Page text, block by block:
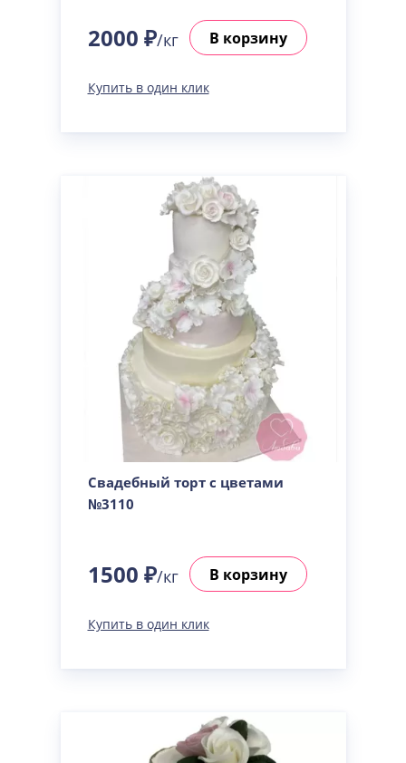
2000 ₽/кг В корзину
Купить в один клик
Свадебный торт с цветами
№3110
1500 ₽/кг В корзину
Купить в один клик